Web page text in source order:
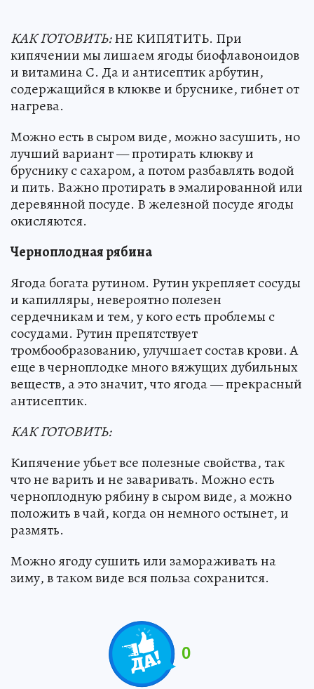
КАК ГОТОВИТЬ:НЕ КИПЯТИТЬ. При
кипячении мы лишаем ягоды биофлавоноидов
и витамина С. Да и антисептик арбутин,
содержащийся в клюкве и бруснике, гибнет от
нагрева.
Можно есть в сыром виде, можно засушить, но
лучший вариант — протирать клюкву и
бруснику с сахаром, а потом разбавлять водой
и пить. Важно протирать в эмалированной или
деревянной посуде. В железной посуде ягоды
окисляются.
Черноплодная рябина
Ягода богата рутином. Рутин укрепляет сосуды
и капилляры, невероятно полезен
сердечникам и тем, у кого есть проблемы с
сосудами. Рутин препятствует
тромбообразованию, улучшает состав крови. А
еще в черноплодке много вяжущих дубильных
веществ, а это значит, что ягода — прекрасный
антисептик.
КАК ГОТОВИТЬ:
Кипячение убьет все полезные свойства, так
что не варить и не заваривать. Можно есть
черноплодную рябину в сыром виде, а можно
положить в чай, когда он немного остынет, и
размять.
Можно ягоду сушить или замораживать на
зиму, в таком виде вся польза сохранится.
0